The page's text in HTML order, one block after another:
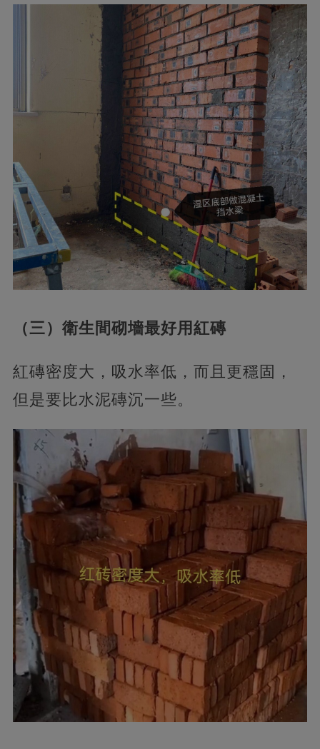
（三）衛生間砌墻最好用紅磚
紅磚密度大，吸水率低，而且更穩固，
但是要比水泥磚沉一些。